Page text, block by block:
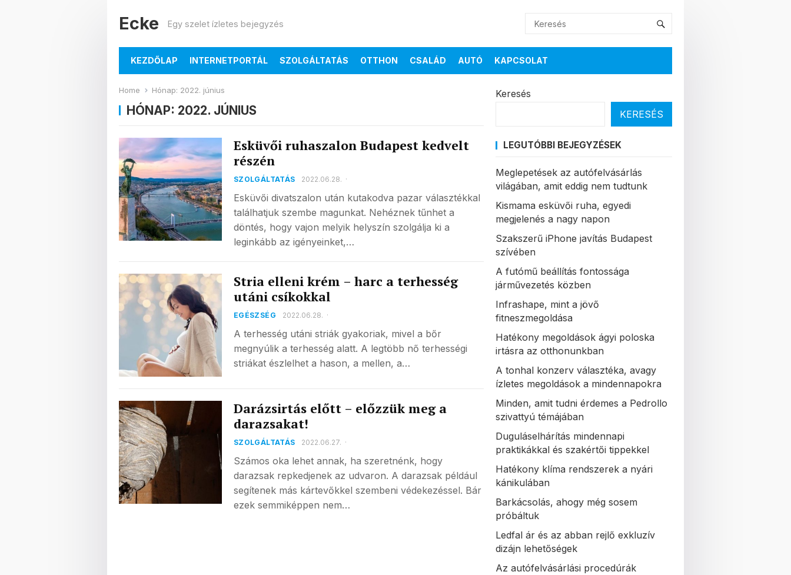
Ecke Egy szelet ízletes bejegyzés
KEZDŐLAP INTERNETPORTÁL SZOLGÁLTATÁS OTTHON CSALÁD AUTÓ KAPCSOLAT
Home Hónap: 2022. június
HÓNAP: 2022. JÚNIUS
Esküvői ruhaszalon Budapest kedvelt
részén
SZOLGÁLTATÁS 2022.06.28. ·
Esküvői divatszalon után kutakodva pazar választékkal
találhatjuk szembe magunkat. Nehéznek tűnhet a
döntés, hogy vajon melyik helyszín szolgálja ki a
leginkább az igényeinket,…
Stria elleni krém – harc a terhesség
utáni csíkokkal
EGÉSZSÉG 2022.06.28. ·
A terhesség utáni striák gyakoriak, mivel a bőr
megnyúlik a terhesség alatt. A legtöbb nő terhességi
striákat észlelhet a hason, a mellen, a…
Darázsirtás előtt – előzzük meg a
darazsakat!
SZOLGÁLTATÁS 2022.06.27. ·
Számos oka lehet annak, ha szeretnénk, hogy
darazsak repkedjenek az udvaron. A darazsak például
segítenek más kártevőkkel szembeni védekezéssel. Bár
ezek semmiképpen nem…
Keresés
KERESÉS
LEGUTÓBBI BEJEGYZÉSEK
Meglepetések az autófelvásárlás
világában, amit eddig nem tudtunk
Kismama esküvői ruha, egyedi
megjelenés a nagy napon
Szakszerű iPhone javítás Budapest
szívében
A futómű beállítás fontossága
járművezetés közben
Infrashape, mint a jövő
fitneszmegoldása
Hatékony megoldások ágyi poloska
irtásra az otthonunkban
A tonhal konzerv választéka, avagy
ízletes megoldások a mindennapokra
Minden, amit tudni érdemes a Pedrollo
szivattyú témájában
Duguláselhárítás mindennapi
praktikákkal és szakértői tippekkel
Hatékony klíma rendszerek a nyári
kánikulában
Barkácsolás, ahogy még sosem
próbáltuk
Ledfal ár és az abban rejlő exkluzív
dizájn lehetőségek
Az autófelvásárlási procedúrák